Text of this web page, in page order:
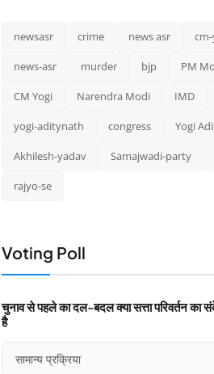
newsasr crime news asr
news-asr murder bjp PM
CM Yogi Narendra Modi IMD
yogi-aditynath congress Yogi
Akhilesh-yadav Samajwadi-party
rajyo-se
Voting Poll
चुनाव से पहले का दल-बदल क्या सत्ता परिवर्तन का
है
सामान्य प्रक्रिया